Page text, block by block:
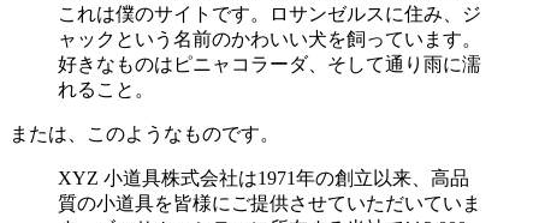
これは僕のサイトです。ロサンゼルスに住み、ジ
ャックという名前のかわいい犬を飼っています。
好きなものはピニャコラーダ、そして通り雨に濡
れること。
または、このようなものです。
XYZ 小道具株式会社は1971年の創立以来、高品
質の小道具を皆様にご提供させていただいていま